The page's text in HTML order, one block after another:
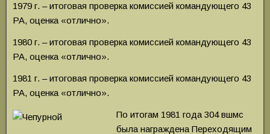
1979 г. – итоговая проверка комиссией командующего 43
РА, оценка «отлично».
1980 г. – итоговая проверка комиссией командующего 43
РА, оценка «отлично».
1981 г. – итоговая проверка комиссией командующего 43
РА, оценка «отлично».
По итогам 1981 года 304 вшмс
была награждена Переходящим